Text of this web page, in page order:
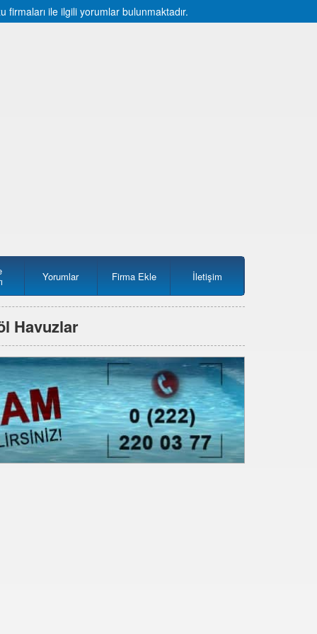
firmaları ile ilgili yorumlar bulunmaktadır.
Yorumlar Firma Ekle İletişim
Havuzlar